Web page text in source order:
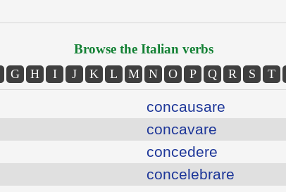
Browse the Italian verbs
G H I J K L M N O P Q R S T
concausare
concavare
concedere
concelebrare